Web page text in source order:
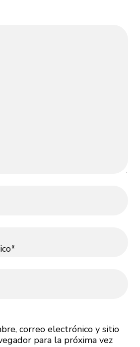
correo electrónico y sitio
para la próxima vez